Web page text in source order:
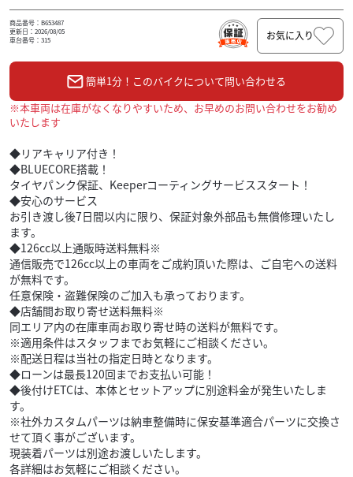
商品番号：B653487
更新日：2026/08/05
車台番号：315
お気に入り
簡単1分！このバイクについて問い合わせる
※本車両は在庫がなくなりやすいため、お早めのお問い合わせをお勧め
いたします
◆リアキャリア付き！
◆BLUECORE搭載！
タイヤパンク保証、Keeperコーティングサービススタート！
◆安心のサービス
お引き渡し後7日間以内に限り、保証対象外部品も無償修理いたし
ます。
◆126cc以上通販時送料無料※
通信販売で126cc以上の車両をご成約頂いた際は、ご自宅への送料
が無料です。
任意保険・盗難保険のご加入も承っております。
◆店舗間お取り寄せ送料無料※
同エリア内の在庫車両お取り寄せ時の送料が無料です。
※適用条件はスタッフまでお気軽にご相談ください。
※配送日程は当社の指定日時となります。
◆ローンは最長120回までお支払い可能！
◆後付けETCは、本体とセットアップに別途料金が発生いたしま
す。
※社外カスタムパーツは納車整備時に保安基準適合パーツに交換さ
せて頂く事がございます。
現装着パーツは別途お渡しいたします。
各詳細はお気軽にご相談ください。